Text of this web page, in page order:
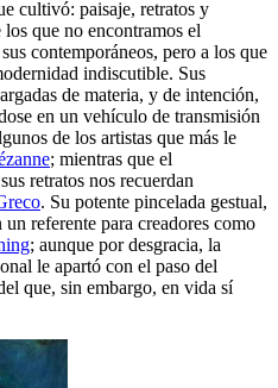
cultivó: paisaje, retratos y
los que no encontramos el
contemporáneos, pero a los que
indiscutible. Sus
de materia, y de intención,
en un vehículo de transmisión
de los artistas que más le
; mientras que el
retratos nos recuerdan
. Su potente pincelada gestual,
referente para creadores como
; aunque por desgracia, la
le apartó con el paso del
que, sin embargo, en vida sí